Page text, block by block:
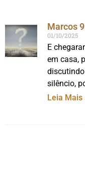
Marcos
01/10/2025
E
em casa,
silêncio,
Leia Mais